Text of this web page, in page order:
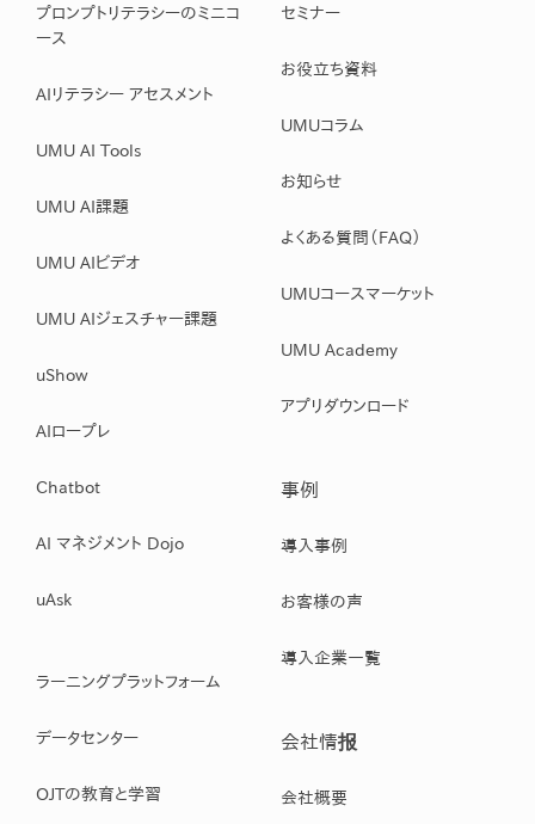
プロンプトリテラシーのミニコ
ース
AIリテラシー アセスメント
UMU AI Tools
UMU AI課題
UMU AIビデオ
UMU AIジェスチャー課題
uShow
AIロープレ
Chatbot
AI マネジメント Dojo
uAsk
ラーニングプラットフォーム
データセンター
OJTの教育と学習
セミナー
お役立ち資料
UMUコラム
お知らせ
よくある質問（FAQ）
UMUコースマーケット
UMU Academy
アプリダウンロード
事例
導入事例
お客様の声
導入企業一覧
会社情报
会社概要